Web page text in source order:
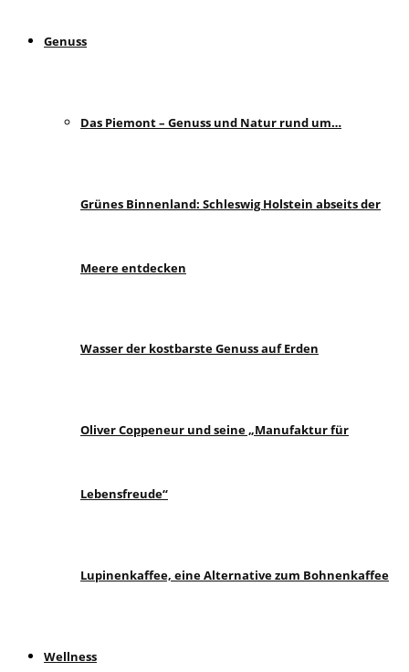
Genuss
Das Piemont – Genuss und Natur rund um…
Grünes Binnenland: Schleswig Holstein abseits der
Meere entdecken
Wasser der kostbarste Genuss auf Erden
Oliver Coppeneur und seine „Manufaktur für
Lebensfreude“
Lupinenkaffee, eine Alternative zum Bohnenkaffee
Wellness